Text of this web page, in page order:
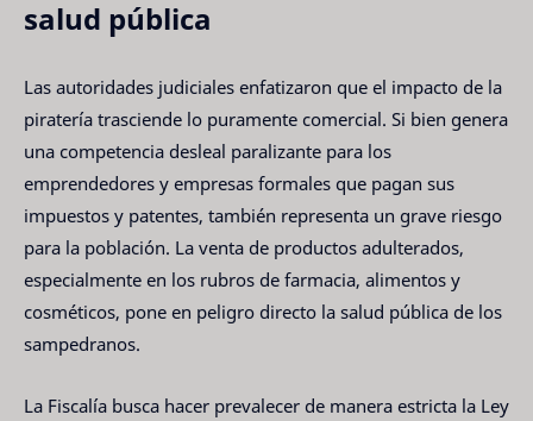
salud pública
Las autoridades judiciales enfatizaron que el impacto de la
piratería trasciende lo puramente comercial. Si bien genera
una competencia desleal paralizante para los
emprendedores y empresas formales que pagan sus
impuestos y patentes, también representa un grave riesgo
para la población. La venta de productos adulterados,
especialmente en los rubros de farmacia, alimentos y
cosméticos, pone en peligro directo la salud pública de los
sampedranos.
La Fiscalía busca hacer prevalecer de manera estricta la Ley